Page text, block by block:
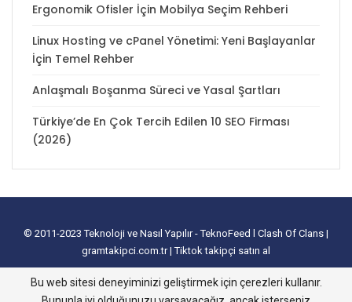
Ergonomik Ofisler İçin Mobilya Seçim Rehberi
Linux Hosting ve cPanel Yönetimi: Yeni Başlayanlar
İçin Temel Rehber
Anlaşmalı Boşanma Süreci ve Yasal Şartları
Türkiye’de En Çok Tercih Edilen 10 SEO Firması
(2026)
© 2011-2023Teknoloji ve Nasıl Yapılır - TeknoFeed Clash Of Clans |
gramtakipci.com.tr|Tiktok takipçi satın al
tanıtım yazısı satın al e-ticaret paketleri
İnstagram Türk Takipçi Satın
Bu web sitesi deneyiminizi geliştirmek için çerezleri kullanır.